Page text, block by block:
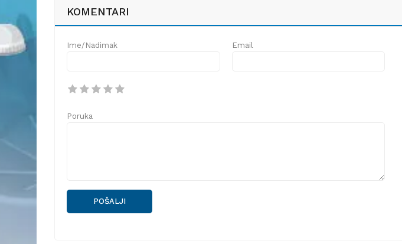
KOMENTARI
Ime/Nadimak Email
Poruka
POŠALJI